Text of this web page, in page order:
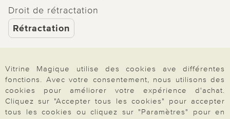
Droit de rétractation
Rétractation
Paiement & Livraison
Vitrine Magique utilise des cookies ave différentes
fonctions. Avec votre consentement, nous utilisons des
cookies pour améliorer votre expérience d'achat.
Cliquez sur "Accepter tous les cookies" pour accepter
tous les cookies ou cliquez sur "Paramètres" pour en